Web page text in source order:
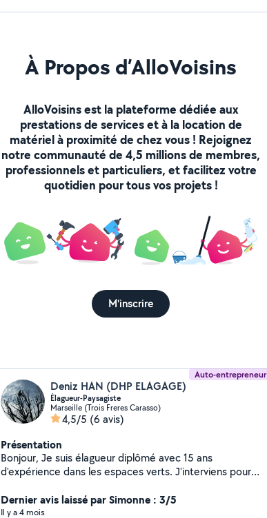
À Propos d’AlloVoisins
AlloVoisins est la plateforme dédiée aux
prestations de services et à la location de
matériel à proximité de chez vous ! Rejoignez
notre communauté de 4,5 millions de membres,
professionnels et particuliers, et facilitez votre
quotidien pour tous vos projets !
M'inscrire
Auto-entrepreneur
Deniz HAN (DHP ELAGAGE)
Élagueur-Paysagiste
Marseille (Trois Freres Carasso)
4,5/5 (6 avis)
Présentation
Bonjour, Je suis élagueur diplômé avec 15 ans
d'expérience dans les espaces verts. J'interviens pour
entretien de jardins et aménagements extérieurs.
Sérieux, professionnel et à l'écoute, je vous garantis un
Dernier avis laissé par Simonne : 3/5
Il y a 4 mois